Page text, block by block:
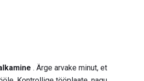
. Ärge arvake minut, et